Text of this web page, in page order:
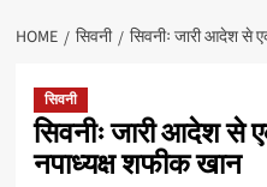
HOME सिवनी सिवनीः जारी आदेश से
सिवनी
सिवनीः जारी आदेश से
नपाध्यक्ष शफीक खान